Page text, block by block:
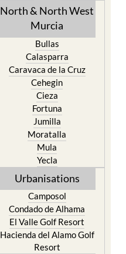
North & North West
Murcia
Bullas
Calasparra
Caravaca de la Cruz
Cehegin
Cieza
Fortuna
Jumilla
Moratalla
Mula
Yecla
Urbanisations
Camposol
Condado de Alhama
El Valle Golf Resort
Hacienda del Alamo Golf
Resort